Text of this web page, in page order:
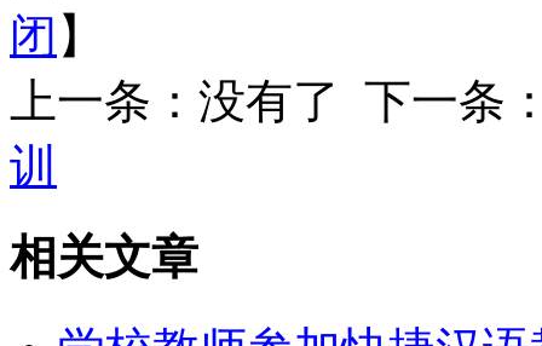
闭 】
上一条：没有了 下一条
训
相关文章